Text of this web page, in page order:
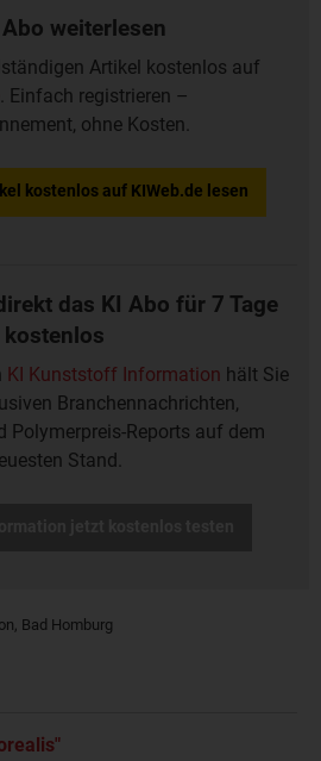
weiterlesen
Artikel kostenlos auf
. Einfach registrieren –
ohne Kosten.
kostenlos auf KIWeb.de lesen
das KI Abo für 7 Tage
kostenlos
KI Kunststoff Information hält Sie
Branchennachrichten,
Polymerpreis-Reports auf dem
Stand.
Bad Homburg